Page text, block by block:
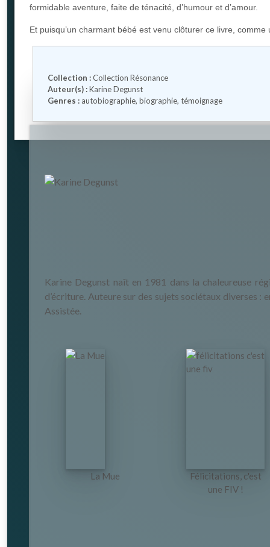
formidable aventure, faite de ténacité, d’humour et d’amour.
Et puisqu’un charmant bébé est venu clôturer ce livre,
Collection :Collection Résonance
Auteur(s) :Karine Degunst
Genres : autobiographie,biographie,témoignage
Karine Degunst naît en 1981 dans la chaleureuse
d’écriture. Auteure sur des sujets sociétaux diverses
Assistée.
La Mue
Félicitations, c'est
une FIV !